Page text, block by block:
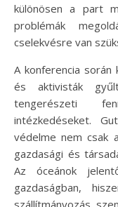
különösen a part
problémák
cselekvésre van
A konferencia
és aktivisták
tengerészeti
intézkedéseket.
védelme nem csak
gazdasági és
Az óceánok
gazdaságban,
szállítmányozás